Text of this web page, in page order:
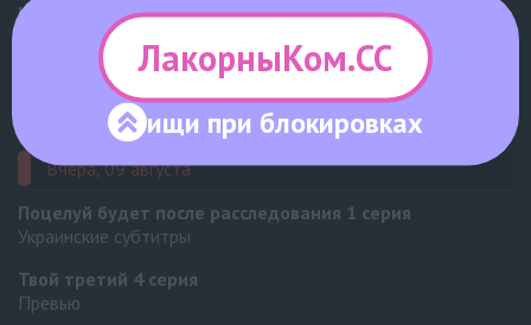
Мистер Килл2 серия
Мистер Килл
Вчера, 09 августа
Поцелуй будет после расследования 1 серия
Украинские субтитры
Твой третий 4 серия
Превью
ЛакорныКом.СС
ищи при блокировках